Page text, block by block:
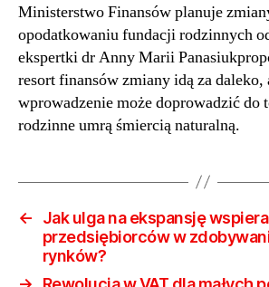
Ministerstwo Finansów planuje
opodatkowaniu fundacji rodzinnych
ekspertki dr Anny Marii
resort finansów zmiany idą za daleko,
wprowadzenie może doprowadzić do
rodzinne umrą śmiercią naturalną.
←
Jak ulga na ekspansję wspiera
przedsiębiorców w
rynków?